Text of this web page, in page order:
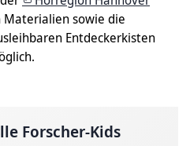
Materialien sowie die
Entdeckerkisten
Forscher-Kids